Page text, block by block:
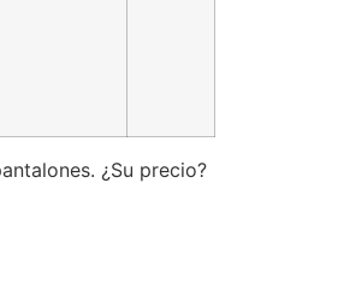
¿Su precio?